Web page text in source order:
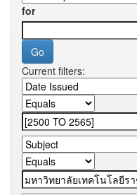
for
Current filters: